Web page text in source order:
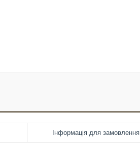
Інформація для замовлення